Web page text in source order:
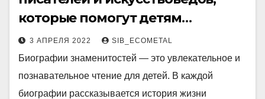
которые помогут детям
расширить кругозор и
вдохновиться
3 АПРЕЛЯ 2022 SIB_ECOMETAL
Биографии знаменитостей — это увлекательное и
познавательное чтение для детей. В каждой
биографии рассказывается история жизни